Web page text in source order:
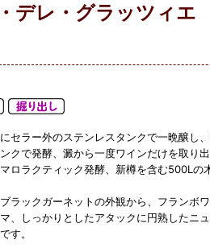
デレ・グラッツィ
セラー外のステンレスタンクで一晩醸し
クで発酵、澱から一度ワインだけを取り
ロラクティック発酵、新樽を含む500Lの
ラックガーネットの外観から、フランボ
、しっかりとしたアタックに円熟したニ
す。